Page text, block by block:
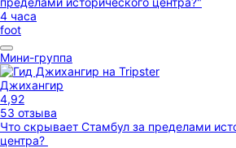
4 часа
foot
Мини-группа
Джихангир
4,92
53 отзыва
Что скрывает Стамбул за пределами
центра?